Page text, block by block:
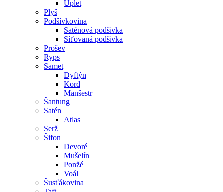
Úplet
Plyš
Podšívkovina
Saténová podšívka
Síťovaná podšívka
Prošev
Ryps
Samet
Dyftýn
Kord
Manšestr
Šantung
Satén
Atlas
Serž
Šifon
Devoré
Mušelín
Ponžé
Voál
Šusťákovina